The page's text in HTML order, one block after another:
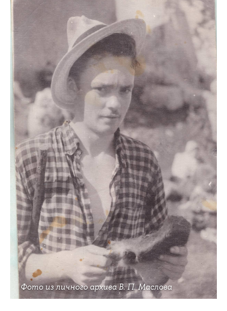
Фото из личного архива В. П. Маслова